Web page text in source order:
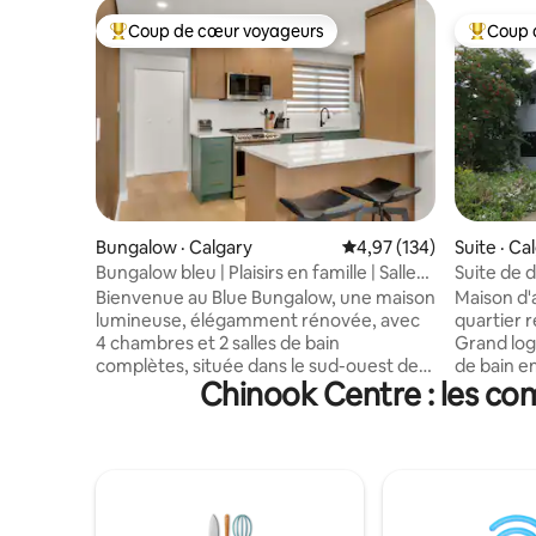
Coup de cœur voyageurs parmi les plus aimés
Coup de cœur voyageurs
Bungalow · Calgary Note moyenne de
4,97 (134)
Bungalow bleu | Plaisirs en famille | Salle
de jeux + climatisation + stationnement |
Bienvenue au Blue Bungalow, une maison
lumineuse, élégamment rénovée, avec
4 chambres et 2 salles de bain
complètes, située dans le sud-ouest de
Calgary, conçue pour le confort, le
divertissement et des séjours
que beaucoup de places de
Coup
Coup
Suite ·
Suite de
d'un
Maison
quartier
Grand
de bain
maison
pour les
Chinook Centre : les